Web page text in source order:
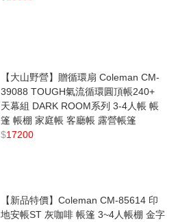
【大山野營】贈循環扇 Coleman CM-
39088 TOUGH氣流循環圓頂帳240+
天幕組 DARK ROOM系列 3-4人帳 帳
篷 帳棚 家庭帳 客廳帳 露營帳篷
$17200
【新品特價】Coleman CM-85614 印
地安帳ST 灰咖啡 帳篷 3~4人帳棚 金字